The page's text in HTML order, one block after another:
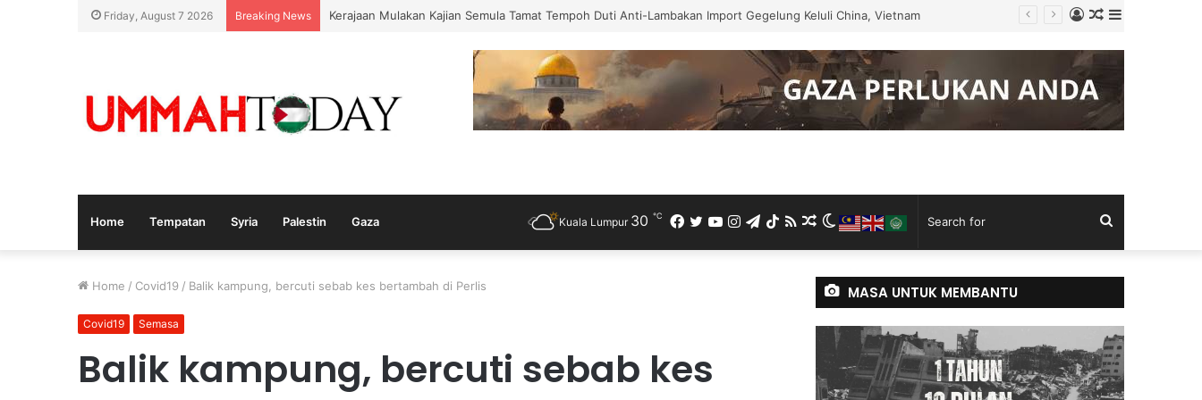
Friday, August 7 2026 Breaking News Nurul Izzah Bercuti Sementara Jawatan Timbalan Presiden PKR, Saifuddin Pemangku Tugas
Random
Article
Log
In
Home Tempatan Syria Palestin Gaza
for
Switch
skin
Random
Article
RSS
TikTok
Telegram
Instagram
YouTube
Twitter
Facebook
Kuala Lumpur 30 ℃
Home / Covid19 / Balik kampung, bercuti sebab kes bertambah di Perlis
Covid19 Semasa
Balik kampung, bercuti sebab kes
MASA UNTUK MEMBANTU